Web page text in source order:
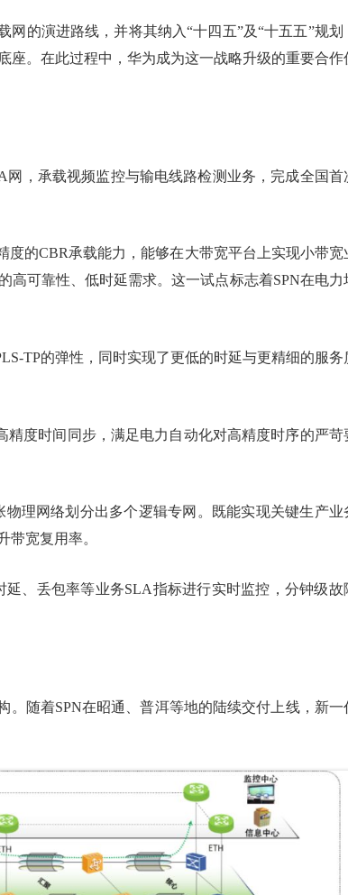
的演进路线，并将其纳入“十四五”及“十五五”规划
座。在此过程中，华为成为这一战略升级的重要合作
网，承载视频监控与输电线路检测业务，完成全国首
度的CBR承载能力，能够在大带宽平台上实现小带宽
高可靠性、低时延需求。这一试点标志着SPN在电力
TP的弹性，同时实现了更低的时延与更精细的服务
精度时间同步，满足电力自动化对高精度时序的严苛
理网络划分出多个逻辑专网。既能实现关键生产业
带宽复用率。
、丢包率等业务SLA指标进行实时监控，分钟级故
。随着SPN在昭通、普洱等地的陆续交付上线，新一